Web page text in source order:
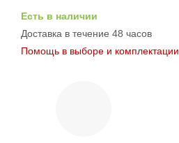
Есть в наличии
Доставка в течение 48 часов
Помощь в выборе и комплектации